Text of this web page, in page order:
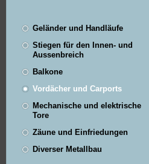
Geländer und Handläufe
Stiegen für den Innen- und
Aussenbreich
Balkone
Vordächer und Carports
Mechanische und elektrische
Tore
Zäune und Einfriedungen
Diverser Metallbau